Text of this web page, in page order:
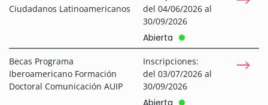
Ciudadanos Latinoamericanos
del 04/06/2026 al
30/09/2026
Abierta
Becas Programa
Iberoamericano Formación
Doctoral Comunicación AUIP
Inscripciones:
del 03/07/2026 al
30/09/2026